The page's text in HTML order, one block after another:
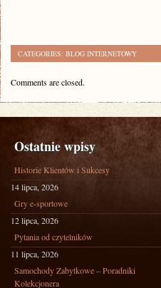
CATEGORIES: BLOG INTERNETOWY
Comments are closed.
Ostatnie wpisy
Historie Klientów i Sukcesy
14 lipca, 2026
Gry e-sportowe
12 lipca, 2026
Pytania od czytelników
11 lipca, 2026
Samochody Zabytkowe – Poradniki
Kolekcjonera